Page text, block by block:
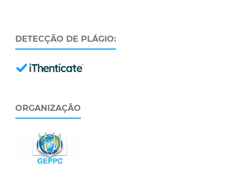
DETECÇÃO DE PLÁGIO:
ORGANIZAÇÃO